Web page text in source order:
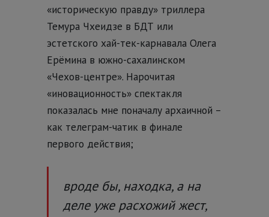
«историческую правду» триллера
Темура Чхеидзе в БДТ или
эстетского хай-тек-карнавала Олега
Ерёмина в южно-сахалинском
«Чехов-центре». Нарочитая
«иновационность» спектакля
показалась мне поначалу архаичной –
как телеграм-чатик в финале
первого действия;
вроде бы, находка, а на
деле уже расхожий жест,